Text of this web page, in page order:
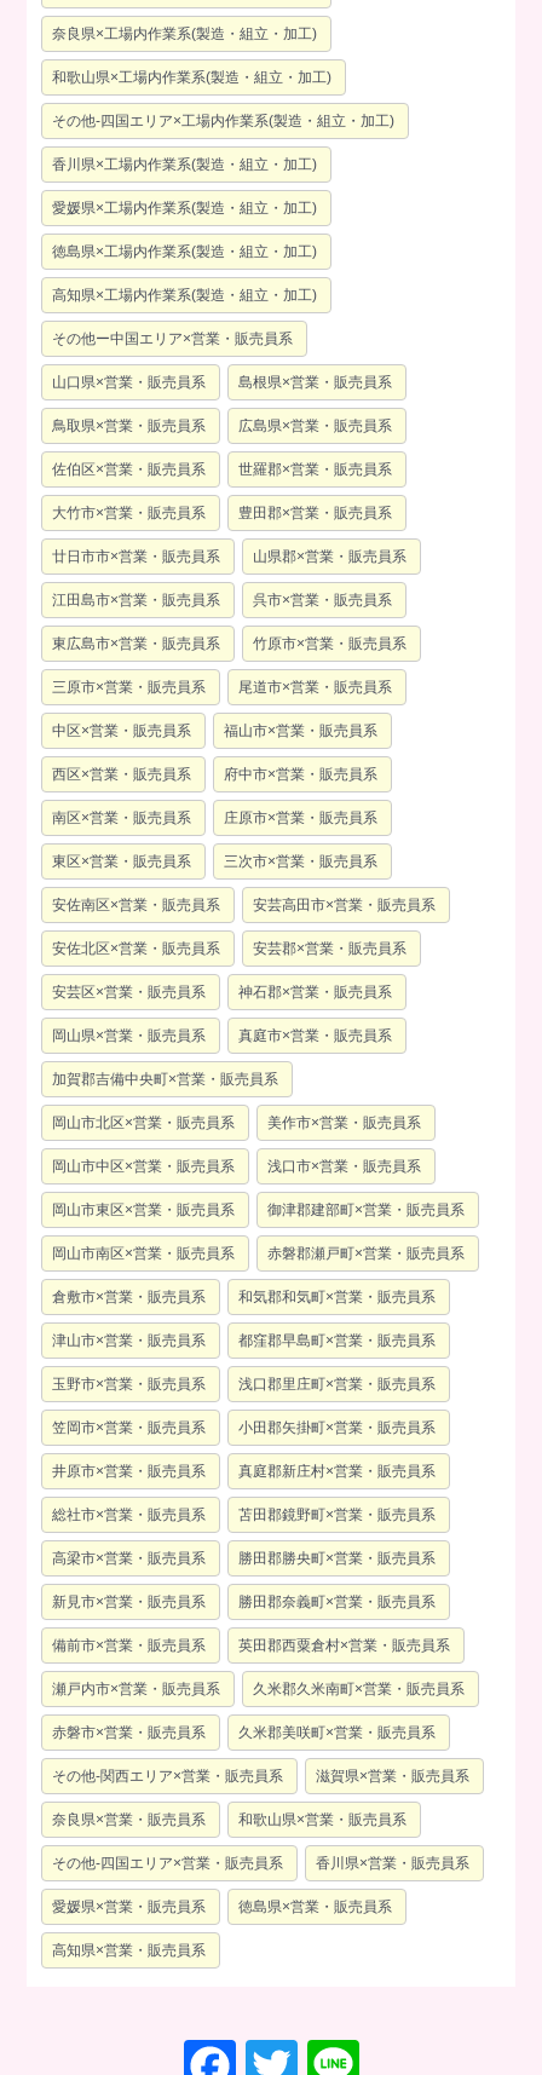
奈良県×工場内作業系(製造・組立・加工)
和歌山県×工場内作業系(製造・組立・加工)
その他-四国エリア×工場内作業系(製造・組立・加工)
香川県×工場内作業系(製造・組立・加工)
愛媛県×工場内作業系(製造・組立・加工)
徳島県×工場内作業系(製造・組立・加工)
高知県×工場内作業系(製造・組立・加工)
その他ー中国エリア×営業・販売員系
山口県×営業・販売員系 島根県×営業・販売員系
鳥取県×営業・販売員系 広島県×営業・販売員系
佐伯区×営業・販売員系 世羅郡×営業・販売員系
大竹市×営業・販売員系 豊田郡×営業・販売員系
廿日市市×営業・販売員系 山県郡×営業・販売員系
江田島市×営業・販売員系 呉市×営業・販売員系
東広島市×営業・販売員系 竹原市×営業・販売員系
三原市×営業・販売員系 尾道市×営業・販売員系
中区×営業・販売員系 福山市×営業・販売員系
西区×営業・販売員系 府中市×営業・販売員系
南区×営業・販売員系 庄原市×営業・販売員系
東区×営業・販売員系 三次市×営業・販売員系
安佐南区×営業・販売員系 安芸高田市×営業・販売員系
安佐北区×営業・販売員系 安芸郡×営業・販売員系
安芸区×営業・販売員系 神石郡×営業・販売員系
岡山県×営業・販売員系 真庭市×営業・販売員系
加賀郡吉備中央町×営業・販売員系
岡山市北区×営業・販売員系 美作市×営業・販売員系
岡山市中区×営業・販売員系 浅口市×営業・販売員系
岡山市東区×営業・販売員系 御津郡建部町×営業・販売員系
岡山市南区×営業・販売員系 赤磐郡瀬戸町×営業・販売員系
倉敷市×営業・販売員系 和気郡和気町×営業・販売員系
津山市×営業・販売員系 都窪郡早島町×営業・販売員系
玉野市×営業・販売員系 浅口郡里庄町×営業・販売員系
笠岡市×営業・販売員系 小田郡矢掛町×営業・販売員系
井原市×営業・販売員系 真庭郡新庄村×営業・販売員系
総社市×営業・販売員系 苫田郡鏡野町×営業・販売員系
高梁市×営業・販売員系 勝田郡勝央町×営業・販売員系
新見市×営業・販売員系 勝田郡奈義町×営業・販売員系
備前市×営業・販売員系 英田郡西粟倉村×営業・販売員系
瀬戸内市×営業・販売員系 久米郡久米南町×営業・販売員系
赤磐市×営業・販売員系 久米郡美咲町×営業・販売員系
その他-関西エリア×営業・販売員系 滋賀県×営業・販売員系
奈良県×営業・販売員系 和歌山県×営業・販売員系
その他-四国エリア×営業・販売員系 香川県×営業・販売員系
愛媛県×営業・販売員系 徳島県×営業・販売員系
高知県×営業・販売員系
F T